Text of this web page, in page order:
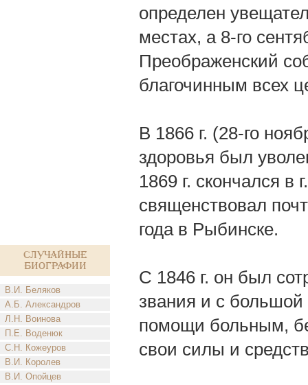
Случайные
биографии
В.И. Беляков
А.Б. Александров
Л.Н. Воинова
П.Е. Воденюк
С.Н. Кожеуров
В.И. Королев
В.И. Опойцев
определен
местах, а 8-го
Преображенский
благочинным всех
В 1866 г. (28-го
здоровья был
1869 г. скончался в
священствовал
года в Рыбинске.
С 1846 г. он был
звания и с
помощи больным,
свои силы и